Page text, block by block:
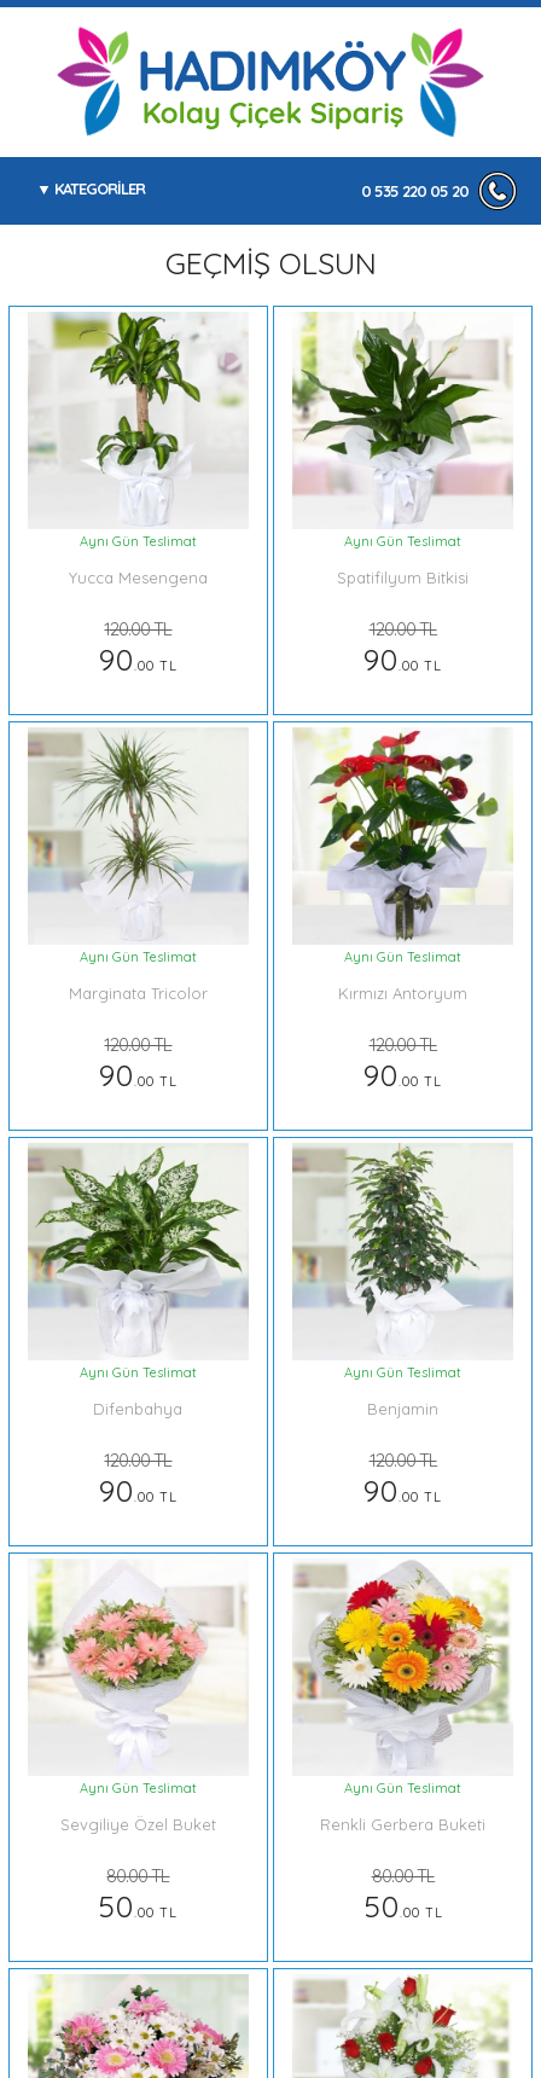
KATEGORİLER 0 535 220 05 20
GEÇMİŞ OLSUN
Aynı Gün Teslimat
Yucca Mesengena
120.00 TL
90.00 TL
Aynı Gün Teslimat
Spatifilyum Bitkisi
120.00 TL
90.00 TL
Aynı Gün Teslimat
Marginata Tricolor
120.00 TL
90.00 TL
Aynı Gün Teslimat
Kırmızı Antoryum
120.00 TL
90.00 TL
Aynı Gün Teslimat
Difenbahya
120.00 TL
90.00 TL
Aynı Gün Teslimat
Benjamin
120.00 TL
90.00 TL
Aynı Gün Teslimat
Sevgiliye Özel Buket
80.00 TL
50.00 TL
Aynı Gün Teslimat
Renkli Gerbera Buketi
80.00 TL
50.00 TL